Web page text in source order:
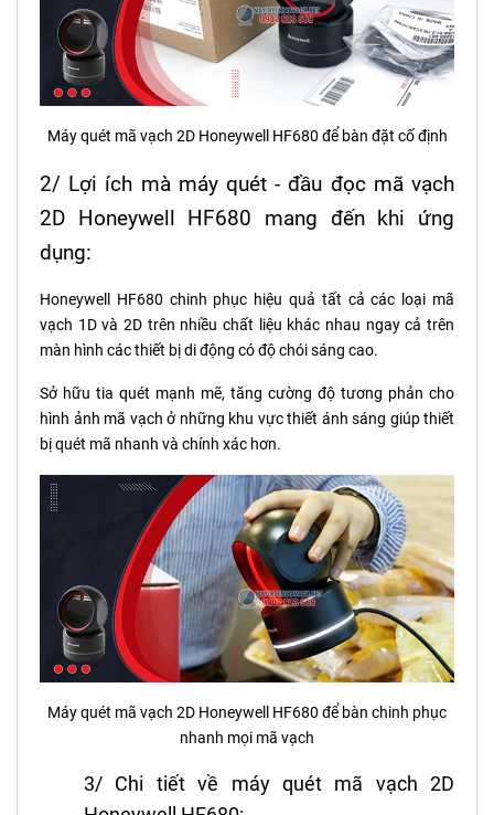
Máy quét mã vạch 2D Honeywell HF680 để bàn đặt cố định
2/ Lợi ích mà máy quét - đầu đọc mã vạch
2D Honeywell HF680 mang đến khi ứng
dụng:
Honeywell HF680 chinh phục hiệu quả tất cả các loại mã
vạch 1D và 2D trên nhiều chất liệu khác nhau ngay cả trên
màn hình các thiết bị di động có độ chói sáng cao.
Sở hữu tia quét mạnh mẽ, tăng cường độ tương phản cho
hình ảnh mã vạch ở những khu vực thiết ánh sáng giúp thiết
bị quét mã nhanh và chính xác hơn.
Máy quét mã vạch 2D Honeywell HF680 để bàn chinh phục
nhanh mọi mã vạch
3/ Chi tiết về máy quét mã vạch 2D